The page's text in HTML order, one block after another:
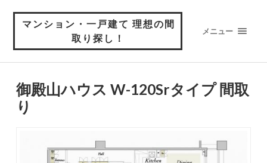
マンション・一戸建て 理想の間
取り探し！
メニュー
御殿山ハウス W-120Srタイプ 間取
り